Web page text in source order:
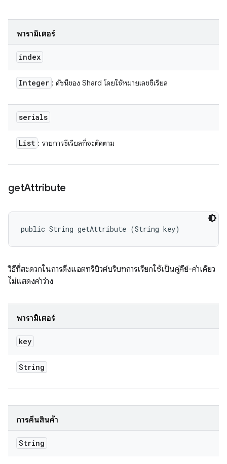
พารามิเตอร์
index
Integer : ดัชนีของ Shard โดยใช้หมายเลขซีเรียล
serials
List : รายการซีเรียลที่จะติดตาม
getAttribute
public String getAttribute (String key)
วิธีที่สะดวกในการดึงแอตทริบิวต์บริบทการเรียกใช้เป็นคู่คีย์-ค่าเดียว
ไม่แสดงค่าว่าง
พารามิเตอร์
key
String
การคืนสินค้า
String